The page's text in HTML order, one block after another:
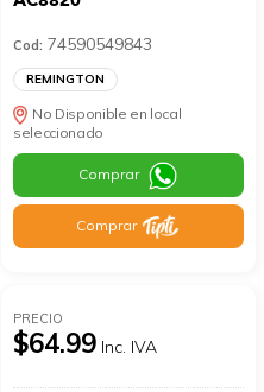
Cod: 74590549843
REMINGTON
No Disponible en local
seleccionado
Comprar
Comprar
PRECIO
$64.99 Inc. IVA